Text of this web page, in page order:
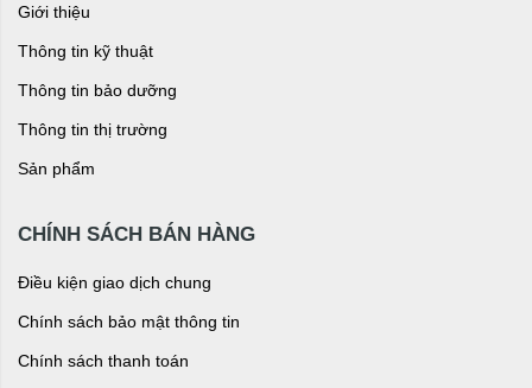
Giới thiệu
Thông tin kỹ thuật
Thông tin bảo dưỡng
Thông tin thị trường
Sản phẩm
CHÍNH SÁCH BÁN HÀNG
Điều kiện giao dịch chung
Chính sách bảo mật thông tin
Chính sách thanh toán